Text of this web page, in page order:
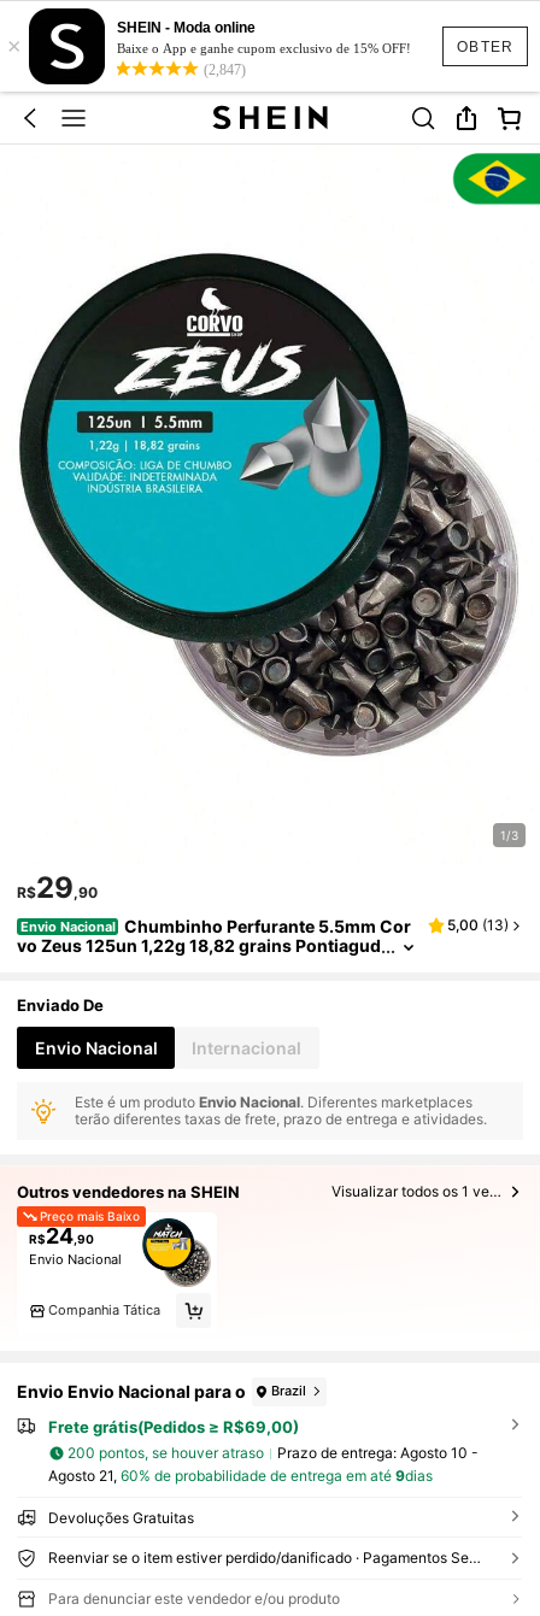
OBTER
×
SHEIN - Moda online
Baixe o App e ganhe cupom exclusivo de 15% OFF!
(2,847)
1/3
R$29,90
Envio Nacional Chumbinho Perfurante 5.5mm Cor
vo Zeus 125un 1,22g 18,82 grains Pontiagud
5,00 (13)
Enviado De
Envio Nacional Internacional
Este é um produtoEnvio Nacional. Diferentes marketplaces
terão diferentes taxas de frete, prazo de entrega e atividades.
Outros vendedores na SHEIN Visualizar todos os 1 vendedores
Preço mais Baixo
R$24,90
Envio Nacional
Companhia Tática
Envio Envio Nacional para o Brazil
Frete grátis(Pedidos ≥ R$69,00)
200 pontos, se houver atraso Prazo de entrega: Agosto 10 -
Agosto 21, 60% de probabilidade de entrega em até 9dias
Devoluções Gratuitas
Reenviar se o item estiver perdido/danificado · Pagamentos Seguros · Proteção de privacidade
Para denunciar este vendedor e/ou produto